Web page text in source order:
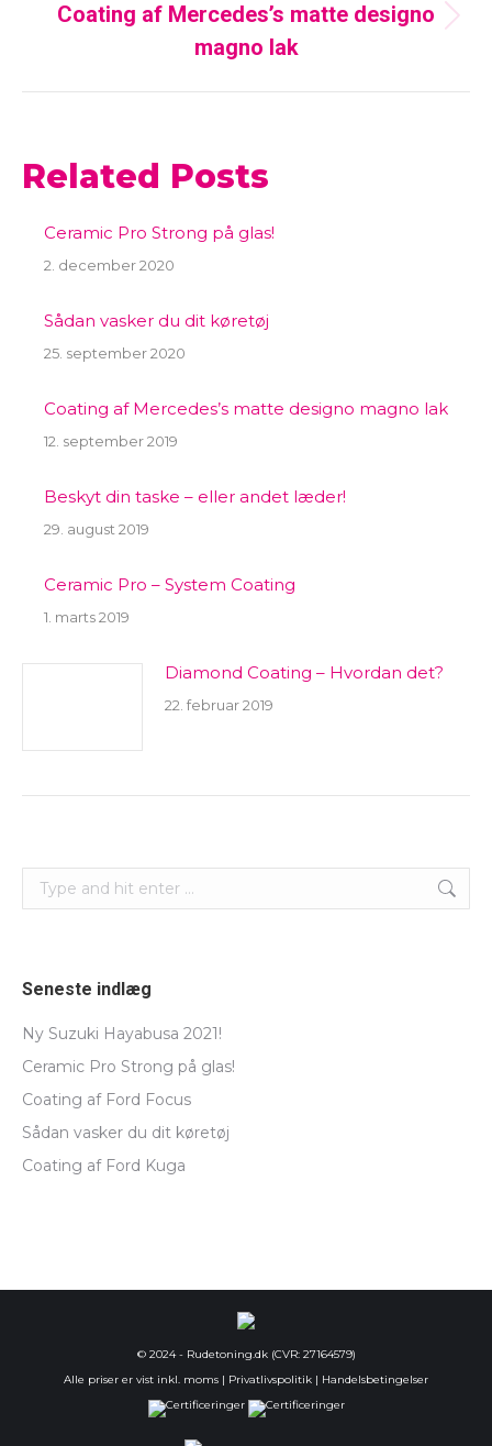
Next
post:
Coating af Mercedes’s matte designo
magno lak
Related Posts
Ceramic Pro Strong på glas!
2. december 2020
Sådan vasker du dit køretøj
25. september 2020
Coating af Mercedes’s matte designo magno lak
12. september 2019
Beskyt din taske – eller andet læder!
29. august 2019
Ceramic Pro – System Coating
1. marts 2019
Diamond Coating – Hvordan det?
22. februar 2019
Search:
Seneste indlæg
Ny Suzuki Hayabusa 2021!
Ceramic Pro Strong på glas!
Coating af Ford Focus
Sådan vasker du dit køretøj
Coating af Ford Kuga
© 2024 - Rudetoning.dk (CVR: 27164579)
Alle priser er vist inkl. moms | Privatlivspolitik | Handelsbetingelser